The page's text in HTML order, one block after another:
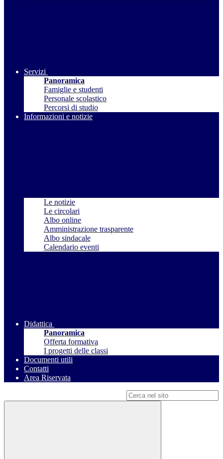
Servizi
Panoramica
Famiglie e studenti
Personale scolastico
Percorsi di studio
Informazioni e notizie
Le notizie
Le circolari
Albo online
Amministrazione trasparente
Albo sindacale
Calendario eventi
Didattica
Panoramica
Offerta formativa
I progetti delle classi
Documenti utili
Contatti
Area Riservata